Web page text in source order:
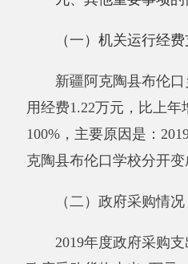
自述有关预算绩效管理和绩
标，项目绩效自评得分为
为0万元，执行数为0万元，
要产出和效果：无 。发现的
第三部分 专业名词解释